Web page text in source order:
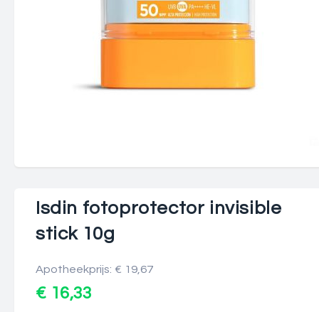
Isdin fotoprotector invisible
stick 10g
Apotheekprijs: € 19,67
€ 16,33